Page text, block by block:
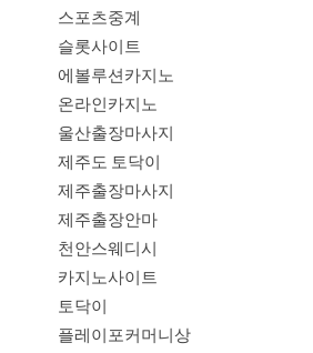
스포츠중계
슬롯사이트
에볼루션카지노
온라인카지노
울산출장마사지
제주도 토닥이
제주출장마사지
제주출장안마
천안스웨디시
카지노사이트
토닥이
플레이포커머니상